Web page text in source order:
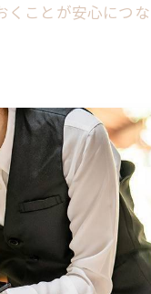
ナーの基本
初動の手順
のポイント
べき流れ
備リスト
トを紹介
ことが安心につな
八王子市では、
ります。これら
させることが、